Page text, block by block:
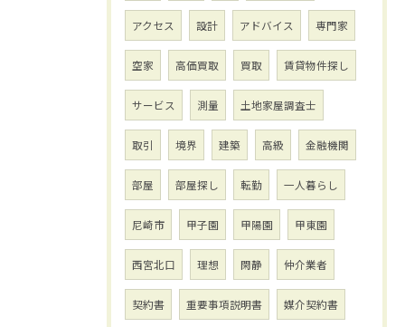
アクセス 設計 アドバイス 専門家
空家 高価買取 買取 賃貸物件探し
サービス 測量 土地家屋調査士
取引 境界 建築 高級 金融機関
部屋 部屋探し 転勤 一人暮らし
尼崎市 甲子園 甲陽園 甲東園
西宮北口 理想 閑静 仲介業者
契約書 重要事項説明書 媒介契約書